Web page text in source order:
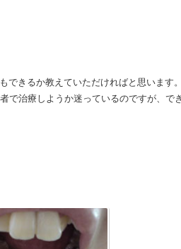
きるか教えていただければと思います。
で治療しようか迷っているのですが、で